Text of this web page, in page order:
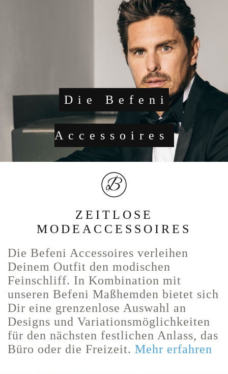
Die Befeni
Accessoires
ZEITLOSE
MODEACCESSOIRES
Die Befeni Accessoires verleihen
Deinem Outfit den modischen
Feinschliff. In Kombination mit
unseren Befeni Maßhemden bietet sich
Dir eine grenzenlose Auswahl an
Designs und Variationsmöglichkeiten
für den nächsten festlichen Anlass, das
Büro oder die Freizeit. Mehr erfahren